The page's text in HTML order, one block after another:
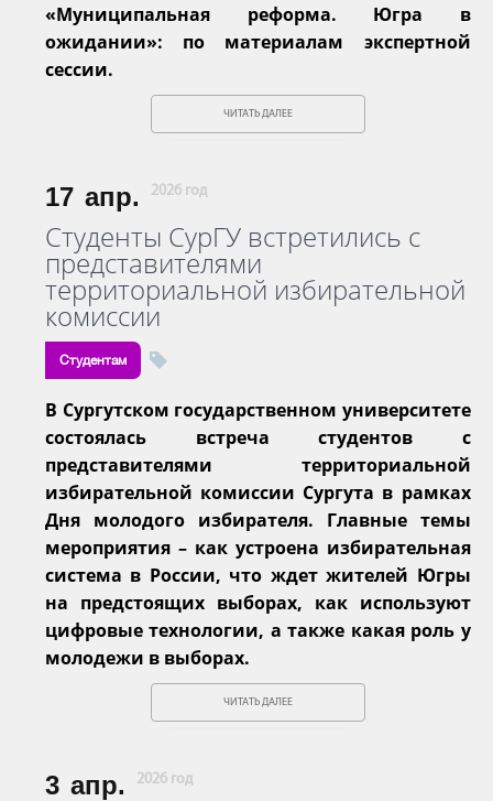
«Муниципальная реформа. Югра в
ожидании»: по материалам экспертной
сессии.
ЧИТАТЬ ДАЛЕЕ
17 апр. 2026 год
Студенты СурГУ встретились с
представителями
территориальной избирательной
комиссии
Студентам
В Сургутском государственном университете
состоялась встреча студентов с
представителями территориальной
избирательной комиссии Сургута в рамках
Дня молодого избирателя. Главные темы
мероприятия – как устроена избирательная
система в России, что ждет жителей Югры
на предстоящих выборах, как используют
цифровые технологии, а также какая роль у
молодежи в выборах.
ЧИТАТЬ ДАЛЕЕ
3 апр. 2026 год